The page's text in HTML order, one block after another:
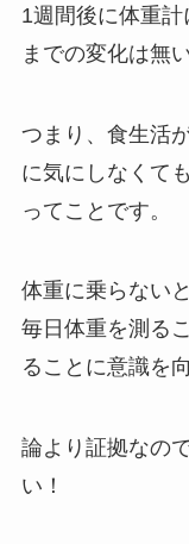
1週間後に体重
までの変化は無
つまり、食生活
に気にしなくて
ってことです。
体重に乗らない
毎日体重を測る
ることに意識を
論より証拠なの
い！